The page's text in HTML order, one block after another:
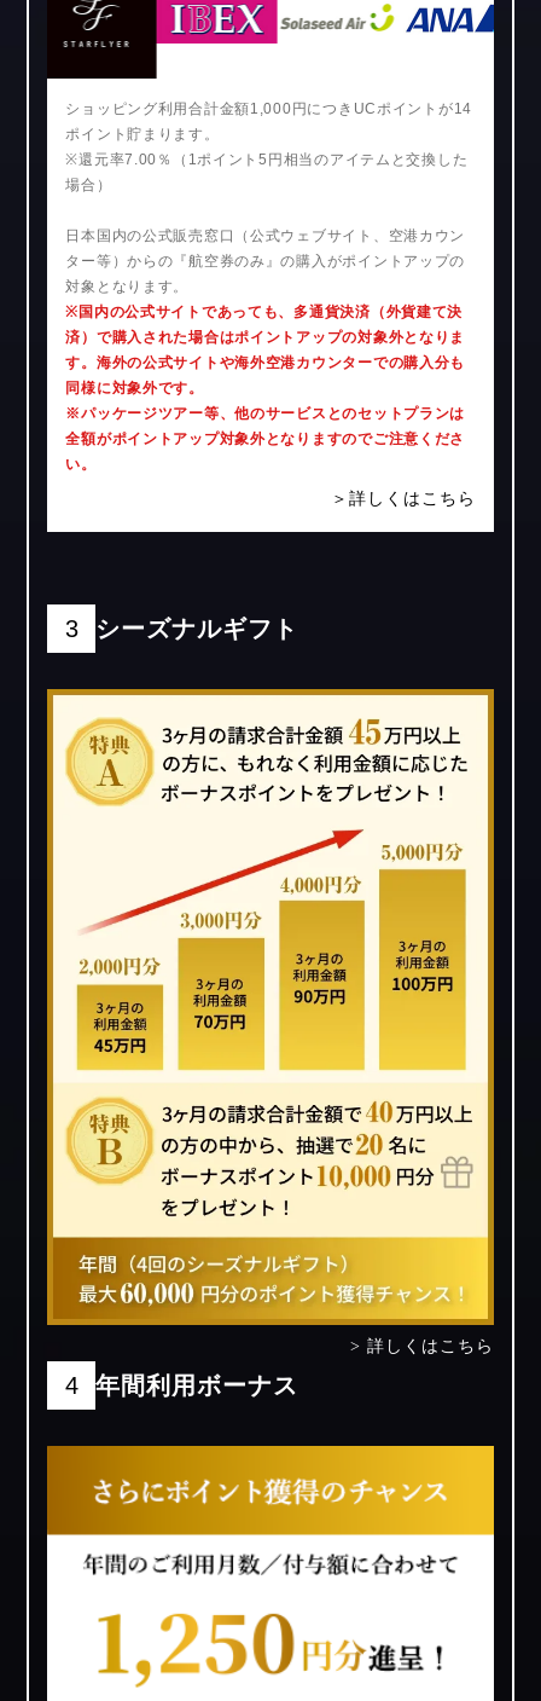
ショッピング利用合計金額1,000円につきUCポイントが14
ポイント貯まります。
※還元率7.00％（1ポイント5円相当のアイテムと交換した
場合）
日本国内の公式販売窓口（公式ウェブサイト、空港カウン
ター等）からの『航空券のみ』の購入がポイントアップの
対象となります。
※国内の公式サイトであっても、多通貨決済（外貨建て決
済）で購入された場合はポイントアップの対象外となりま
す。海外の公式サイトや海外空港カウンターでの購入分も
同様に対象外です。
※パッケージツアー等、他のサービスとのセットプランは
全額がポイントアップ対象外となりますのでご注意くださ
い。
＞詳しくはこちら
3 シーズナルギフト
> 詳しくはこちら
4 年間利用ボーナス